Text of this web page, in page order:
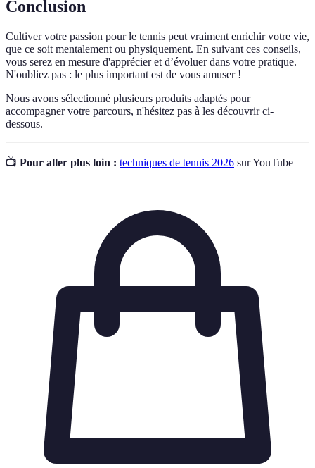
Conclusion
Cultiver votre passion pour le tennis peut vraiment enrichir votre vie,
que ce soit mentalement ou physiquement. En suivant ces conseils,
vous serez en mesure d'apprécier et d’évoluer dans votre pratique.
N'oubliez pas : le plus important est de vous amuser !
Nous avons sélectionné plusieurs produits adaptés pour
accompagner votre parcours, n'hésitez pas à les découvrir ci-
dessous.
📺 Pour aller plus loin : techniques de tennis 2026 sur YouTube